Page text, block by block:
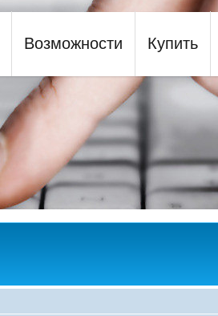
Возможности Купить